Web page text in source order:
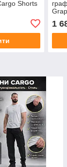
Shorts
1